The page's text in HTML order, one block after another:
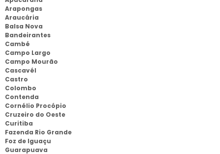
Arapongas
Araucária
Balsa Nova
Bandeirantes
Cambé
Campo Largo
Campo Mourão
Cascavél
Castro
Colombo
Contenda
Cornélio Procópio
Cruzeiro do Oeste
Curitiba
Fazenda Rio Grande
Foz de Iguaçu
Guarapuava